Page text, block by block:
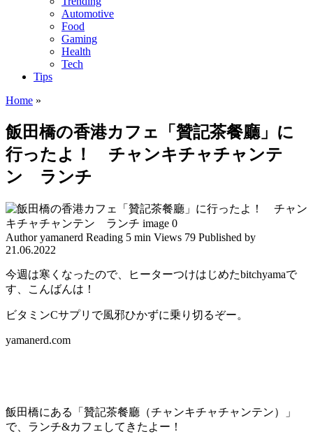
Automotive
Food
Gaming
Health
Tech
Tips
Home »
飯田橋の香港カフェ「贊記茶餐廳」に
行ったよ！ チャンキチャチャンテ
ン ランチ
Author yamanerd Reading 5 min Views 79 Published by
21.06.2022
今週は寒くなったので、ヒーターつけはじめたbitchyamaで
す、こんばんは！
ビタミンCサプリで風邪ひかずに乗り切るぞー。
yamanerd.com
飯田橋にある「贊記茶餐廳（チャンキチャチャンテン）」
で、ランチ&カフェしてきたよー！